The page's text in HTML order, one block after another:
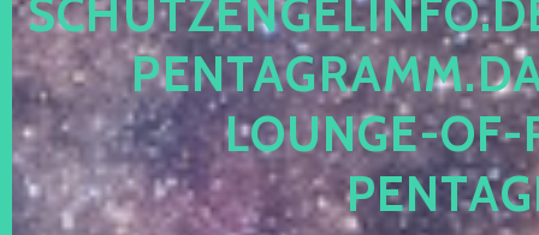
OUNGE-OF-